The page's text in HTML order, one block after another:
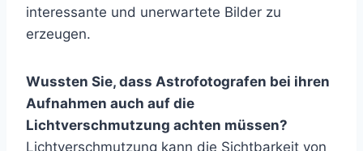
interessante und unerwartete Bilder zu
erzeugen.
Wussten Sie, dass Astrofotografen bei ihren
Aufnahmen auch auf die
Lichtverschmutzung achten müssen?
Lichtverschmutzung kann die Sichtbarkeit von